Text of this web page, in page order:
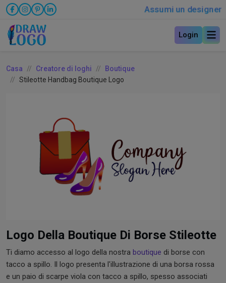
Assumi un designer
Login
Casa Creatore di loghi
Boutique
Stileotte Handbag Boutique Logo
Logo Della Boutique Di Borse Stileotte
Ti diamo accesso al logo della nostra boutique di borse con
tacco a spillo. Il logo presenta l'illustrazione di una borsa rossa
e un paio di scarpe viola con tacco a spillo, spesso associati